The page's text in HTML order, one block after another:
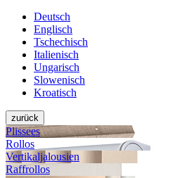
Deutsch
Englisch
Tschechisch
Italienisch
Ungarisch
Slowenisch
Kroatisch
zurück
Plissees
Rollos
Vertikal­jalousien
Raffrollos